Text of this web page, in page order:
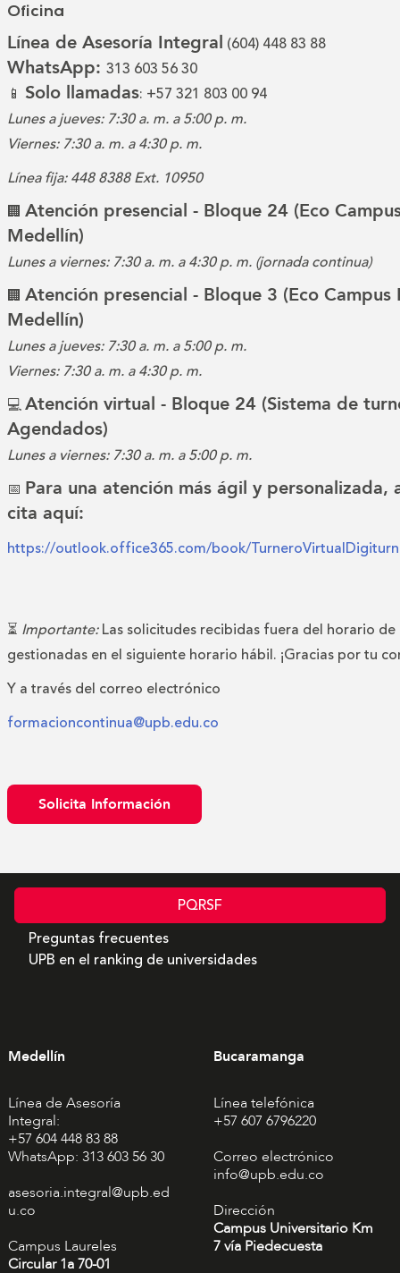
Oficina
Línea de Asesoría Integral (604) 448 83 88
WhatsApp: 313 603 56 30
📱 Solo llamadas: +57 321 803 00 94
Lunes a jueves: 7:30 a. m. a 5:00 p. m.
Viernes: 7:30 a. m. a 4:30 p. m.
Línea fija: 448 8388 Ext. 10950
🏢 Atención presencial - Bloque 24 (Eco
Medellín)
Lunes a viernes: 7:30 a. m. a 4:30 p. m. (jornada continua)
🏢 Atención presencial - Bloque 3 (Eco Campus
Medellín)
Lunes a jueves: 7:30 a. m. a 5:00 p. m.
Viernes: 7:30 a. m. a 4:30 p. m.
💻Atención virtual - Bloque 24 (Sistema de
Agendados)
Lunes a viernes: 7:30 a. m. a 5:00 p. m.
📅 Para una atención más ágil y personalizada,
cita aquí:
https://outlook.office365.com/book/
⏳ Importante:Las solicitudes recibidas fuera del horario de
gestionadas en el siguiente horario hábil. ¡Gracias por tu
Y a través del correo electrónico
formacioncontinua@upb.edu.co
Solicita Información
PQRSF
Preguntas frecuentes
UPB en el ranking de universidades
Medellín
Línea de Asesoría
Integral:
+57 604 448 83 88
WhatsApp: 313 603 56 30
asesoria.integral@upb.ed
u.co
Campus Laureles
Circular 1a 70-01
Bucaramanga
Línea telefónica
+57 607 6796220
Correo electrónico
info@upb.edu.co
Dirección
Campus Universitario Km
7 vía Piedecuesta